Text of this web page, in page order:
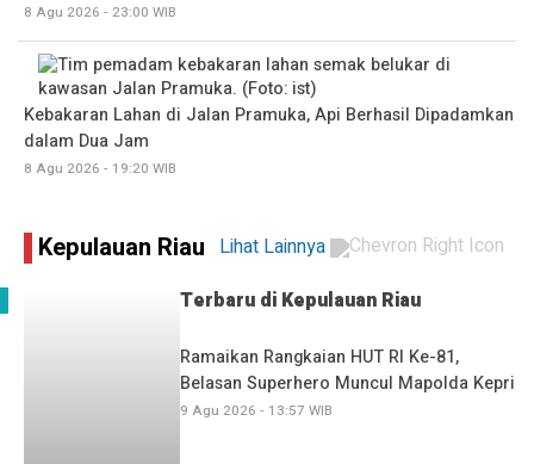
8 Agu 2026 - 23:00 WIB
Kebakaran Lahan di Jalan Pramuka, Api Berhasil Dipadamkan
dalam Dua Jam
8 Agu 2026 - 19:20 WIB
Kepulauan Riau Lihat Lainnya
Terbaru di Kepulauan Riau
Ramaikan Rangkaian HUT RI Ke-81,
Belasan Superhero Muncul Mapolda Kepri
9 Agu 2026 - 13:57 WIB